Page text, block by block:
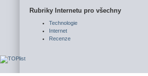
Rubriky Internetu pro všechny
Technologie
Internet
Recenze